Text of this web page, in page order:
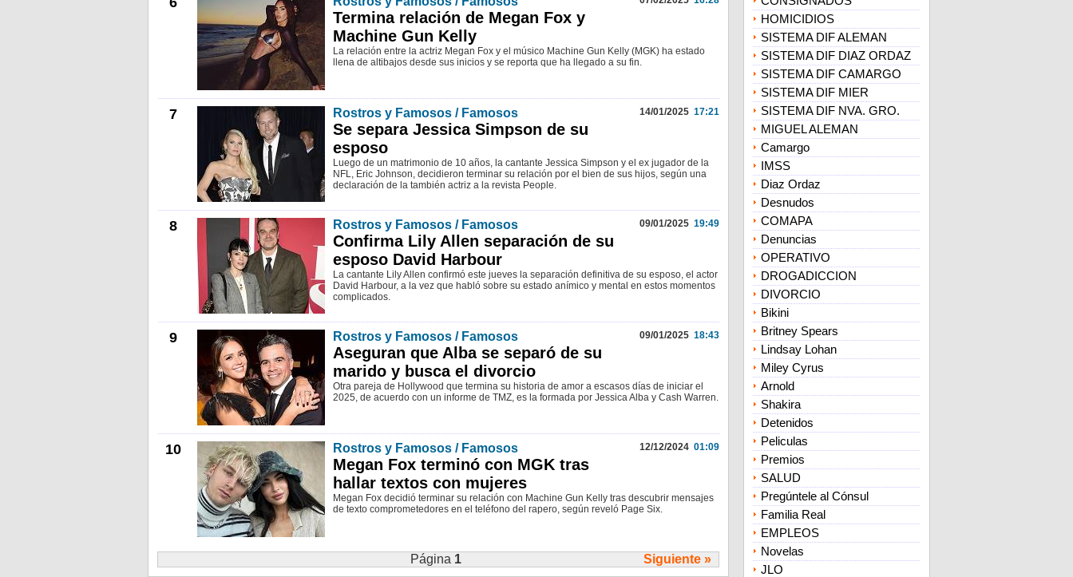
Termina relación de Megan Fox y
Machine Gun Kelly
La relación entre la actriz Megan Fox y el músico Machine Gun Kelly (MGK) ha estado
llena de altibajos desde sus inicios y se reporta que ha llegado a su fin.
7 Rostros y Famosos / Famosos 14/01/202517:21
Se separa Jessica Simpson de su
esposo
Luego de un matrimonio de 10 años, la cantante Jessica Simpson y el ex jugador de la
NFL, Eric Johnson, decidieron terminar su relación por el bien de sus hijos, según una
declaración de la también actriz a la revista People.
8 Rostros y Famosos / Famosos 09/01/202519:49
Confirma Lily Allen separación de su
esposo David Harbour
La cantante Lily Allen confirmó este jueves la separación definitiva de su esposo, el actor
David Harbour, a la vez que habló sobre su estado anímico y mental en estos momentos
complicados.
9 Rostros y Famosos / Famosos 09/01/202518:43
Aseguran que Alba se separó de su
marido y busca el divorcio
Otra pareja de Hollywood que termina su historia de amor a escasos días de iniciar el
2025, de acuerdo con un informe de TMZ, es la formada por Jessica Alba y Cash Warren.
10 Rostros y Famosos / Famosos 12/12/202401:09
Megan Fox terminó con MGK tras
hallar textos con mujeres
Megan Fox decidió terminar su relación con Machine Gun Kelly tras descubrir mensajes
de texto comprometedores en el teléfono del rapero, según reveló Page Six.
Página 1 Siguiente »
HOMICIDIOS
SISTEMA DIF ALEMAN
SISTEMA DIF DIAZ ORDAZ
SISTEMA DIF CAMARGO
SISTEMA DIF MIER
SISTEMA DIF NVA. GRO.
MIGUEL ALEMAN
Camargo
IMSS
Diaz Ordaz
Desnudos
COMAPA
Denuncias
OPERATIVO
DROGADICCION
DIVORCIO
Bikini
Britney Spears
Lindsay Lohan
Miley Cyrus
Arnold
Shakira
Detenidos
Peliculas
Premios
SALUD
Pregúntele al Cónsul
Familia Real
EMPLEOS
Novelas
JLO